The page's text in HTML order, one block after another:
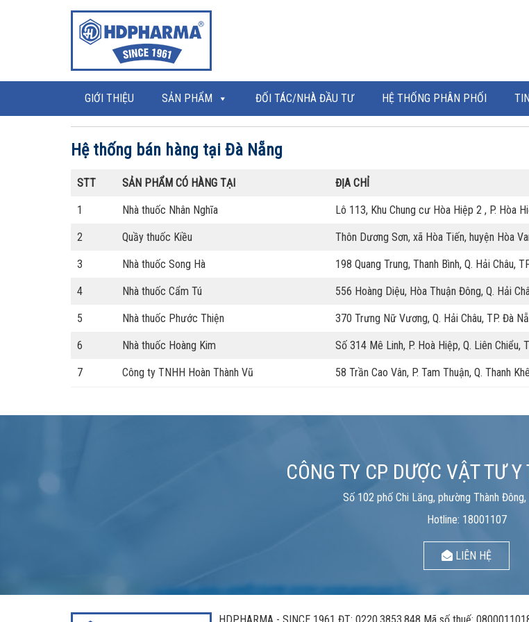
GIỚI THIỆU SẢN PHẨM ĐỐI TÁC/NHÀ ĐẦU TƯ HỆ THỐNG PHÂN PHỐI
Hệ thống bán hàng tại Đà Nẵng
STT SẢN PHẨM CÓ HÀNG TẠI ĐỊA CHỈ
1 Nhà thuốc Nhân Nghĩa Lô 113, Khu Chung cư Hòa Hiệp 2 , P. Hòa
2 Quầy thuốc Kiều Thôn Dương Sơn, xã Hòa Tiến, huyện Hòa
3 Nhà thuốc Song Hà 198 Quang Trung, Thanh Bình, Q. Hải Châu,
4 Nhà thuốc Cẩm Tú 556 Hoàng Diệu, Hòa Thuận Đông, Q. Hải
5 Nhà thuốc Phước Thiện 370 Trưng Nữ Vương, Q. Hải Châu, TP. Đà
6 Nhà thuốc Hoàng Kim Số 314 Mê Linh, P. Hoà Hiệp, Q. Liên Chiểu,
7 Công ty TNHH Hoàn Thành Vũ 58 Trần Cao Vân, P. Tam Thuận, Q. Thanh
CÔNG TY CP DƯỢC VẬT TƯ
Số 102 phố Chi Lăng, phường Thành
Hotline: 18001107
LIÊN HỆ